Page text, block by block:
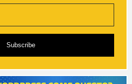
Subscribe